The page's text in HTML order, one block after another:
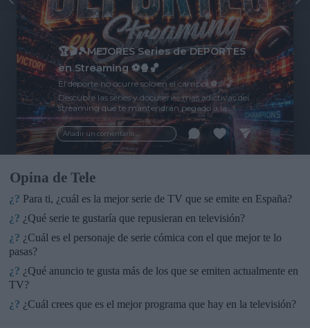
Añadir un comentario ...
🏆🎬🎾MEJORES Series de DEPORTES
en Streaming ⚽🍿🏀
El deporte no ocurre solo en el campo! ⚽🏈🏀
Descubre las series y docuseries más adictivas del
streaming que te mantendrán pegado a la
pantalla. 💥 De dramas épicos a risas puras. 🏆
¡Guarda esta colección para tu próximo
maratón! 🍿🎬🎟️
Opina de Tele
¿? Para ti, ¿cuál es la mejor serie de TV que se emite en España?
¿? ¿Qué serie te gustaría que repusieran en televisión?
¿? ¿Cuál es el personaje de serie cómica con el que mejor te lo
pasas?
¿? ¿Qué anuncio te gusta más de los que se emiten actualmente en
TV?
¿? ¿Cuál crees que es el mejor programa que hay en la televisión?